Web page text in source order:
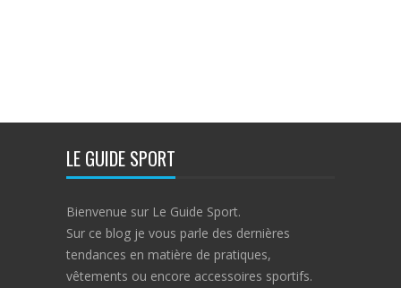
LE GUIDE SPORT
Bienvenue sur Le Guide Sport.
Sur ce blog je vous parle des dernières
tendances en matière de pratiques,
vêtements ou encore accessoires sportifs.